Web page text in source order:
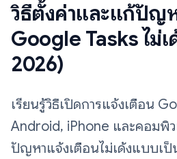
วิธีตั้งค่าและแก้ปัญ
Google Tasks ไม่
2026)
เรียนรู้วิธีเปิดการแจ้งเตือน
Android, iPhone และคอมพิ
ปัญหาแจ้งเตือนไม่เด้งแบบเ